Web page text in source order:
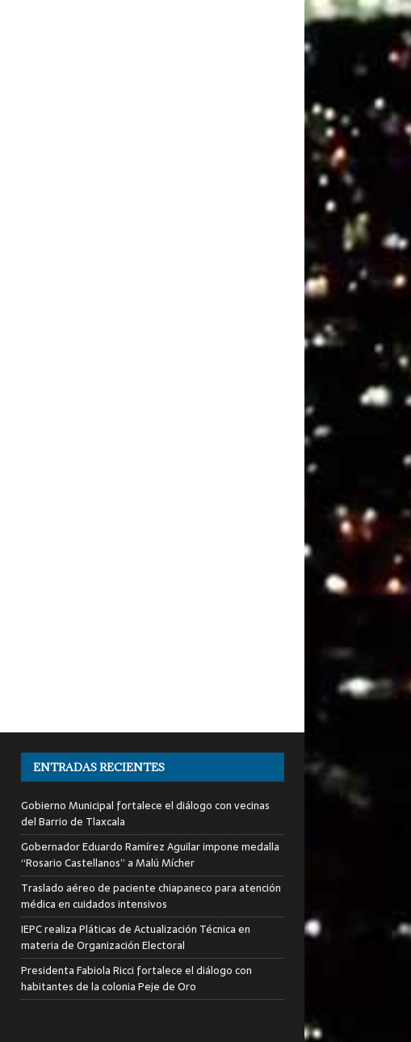
ENTRADAS RECIENTES
Gobierno Municipal fortalece el diálogo con vecinas
del Barrio de Tlaxcala
Gobernador Eduardo Ramírez Aguilar impone medalla
“Rosario Castellanos” a Malú Mícher
Traslado aéreo de paciente chiapaneco para atención
médica en cuidados intensivos
IEPC realiza Pláticas de Actualización Técnica en
materia de Organización Electoral
Presidenta Fabiola Ricci fortalece el diálogo con
habitantes de la colonia Peje de Oro